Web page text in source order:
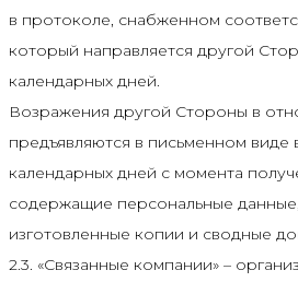
в протоколе, снабженном
который направляется другой
календарных дней.
Возражения другой Стороны в
предъявляются в письменном виде
календарных дней с момента
содержащие персональные
изготовленные копии и сводные
2.3. «Связанные компании» –